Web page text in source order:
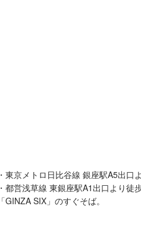
・東京メトロ日比谷線 銀座駅A5出口
・都営浅草線 東銀座駅A1出口より徒
「GINZA SIX」のすぐそば。